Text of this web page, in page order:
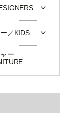
／KIDS
ー